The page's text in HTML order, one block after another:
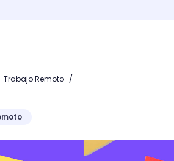
Trabajo Remoto /
música es productivo? Puedes